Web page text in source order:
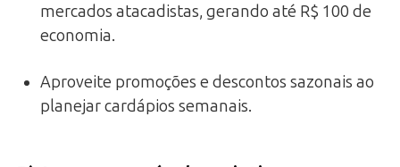
mercados atacadistas, gerando até R$ 100 de
economia.
Aproveite promoções e descontos sazonais ao
planejar cardápios semanais.